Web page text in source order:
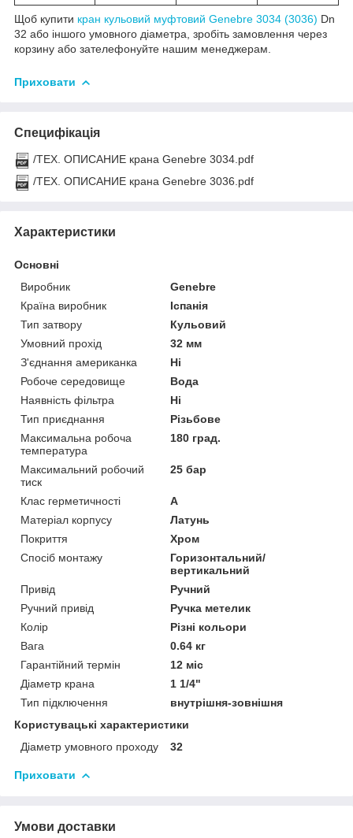
Щоб купити кран кульовий муфтовий Genebre 3034 (3036) Dn
32 або іншого умовного діаметра, зробіть замовлення через
корзину або зателефонуйте нашим менеджерам.
Приховати
Специфікація
/ТЕХ. ОПИСАНИЕ крана Genebre 3034.pdf
/ТЕХ. ОПИСАНИЕ крана Genebre 3036.pdf
Характеристики
Основні
Виробник
Genebre
Країна виробник
Іспанія
Тип затвору
Кульовий
Умовний прохід
32 мм
З'єднання американка
Ні
Робоче середовище
Вода
Наявність фільтра
Ні
Тип приєднання
Різьбове
Максимальна робоча
температура
180 град.
Максимальний робочий
тиск
25 бар
Клас герметичності
А
Матеріал корпусу
Латунь
Покриття
Хром
Спосіб монтажу
Горизонтальний/
вертикальний
Привід
Ручний
Ручний привід
Ручка метелик
Колір
Різні кольори
Вага
0.64 кг
Гарантійний термін
12 міс
Діаметр крана
1 1/4"
Тип підключення
внутрішня-зовнішня
Користувацькі характеристики
Діаметр умовного проходу
32
Приховати
Умови доставки